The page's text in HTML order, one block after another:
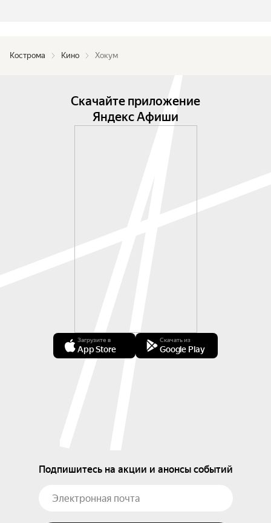
Кострома Кино Хокум
Скачайте приложение
Яндекс Афиши
Загрузите в
App Store
Скачать из
Google Play
Подпишитесь на акции и анонсы событий